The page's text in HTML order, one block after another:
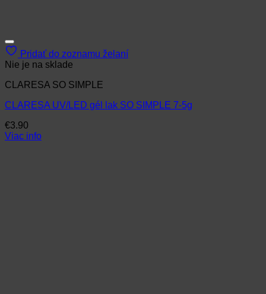
Pridať do zoznamu želaní
Nie je na sklade
CLARESA SO SIMPLE
CLARESA UV/LED gél lak SO SIMPLE 7-5g
€3.90
Viac info